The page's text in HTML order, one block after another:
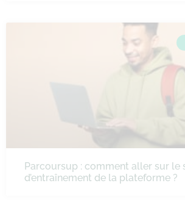
Parcoursup : comment aller sur le
d’entraînement de la plateforme ?